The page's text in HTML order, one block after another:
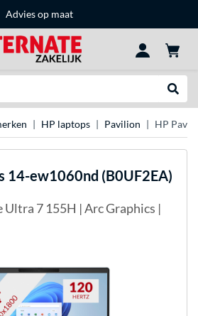
Advies op maat
HP laptops Pavilion HP
14-ew1060nd (B0UF2EA)
7 155H | Arc Graphics |